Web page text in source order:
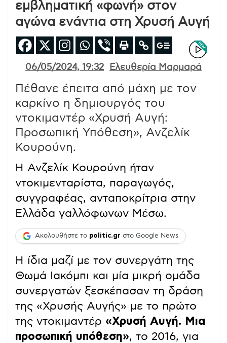
εμβληματική «φωνή» στον
αγώνα ενάντια στη Χρυσή Αυγή
06/05/2024, 19:32 Ελευθερία Μαρμαρά
Πέθανε έπειτα από μάχη με τον
καρκίνο η δημιουργός του
ντοκιμαντέρ «Χρυσή Αυγή:
Προσωπική Υπόθεση», Ανζελίκ
Κουρούνη.
Η Ανζελίκ Κουρούνη ήταν
ντοκιμενταρίστα, παραγωγός,
συγγραφέας, ανταποκρίτρια στην
Ελλάδα γαλλόφωνων Μέσω.
Ακολουθήστε το politic.gr στο Google News
Η ίδια μαζί με τον συνεργάτη της
Θωμά Ιακόμπι και μία μικρή ομάδα
συνεργατών ξεσκέπασαν τη δράση
της «Χρυσής Αυγής» με το πρώτο
της ντοκιμαντέρ «Χρυσή Αυγή. Μια
προσωπική υπόθεση», το 2016, για